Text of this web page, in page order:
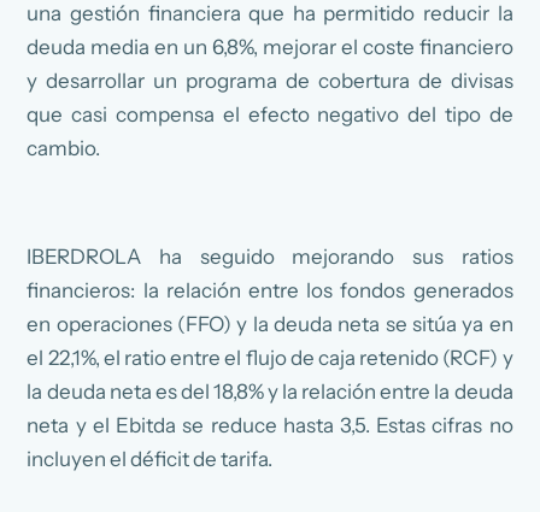
una gestión financiera que ha permitido reducir la
deuda media en un 6,8%, mejorar el coste financiero
y desarrollar un programa de cobertura de divisas
que casi compensa el efecto negativo del tipo de
cambio.
IBERDROLA ha seguido mejorando sus ratios
financieros: la relación entre los fondos generados
en operaciones (FFO) y la deuda neta se sitúa ya en
el 22,1%, el ratio entre el flujo de caja retenido (RCF) y
la deuda neta es del 18,8% y la relación entre la deuda
neta y el Ebitda se reduce hasta 3,5. Estas cifras no
incluyen el déficit de tarifa.